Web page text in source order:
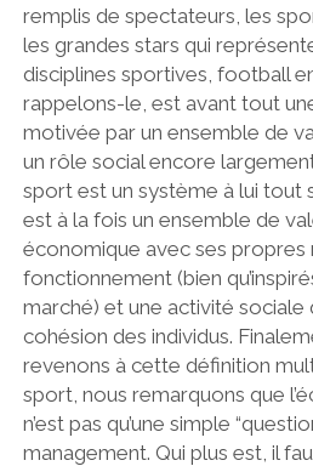
remplis de spectateurs, les
les grandes stars qui
disciplines sportives, football
rappelons-le, est avant tout
motivée par un ensemble de
un rôle social encore
sport est un système à lui tout
est à la fois un ensemble de
économique avec ses propres
fonctionnement (bien
marché) et une activité sociale
cohésion des individus.
revenons à cette définition
sport, nous remarquons que
n’est pas qu’une simple
management. Qui plus est, il